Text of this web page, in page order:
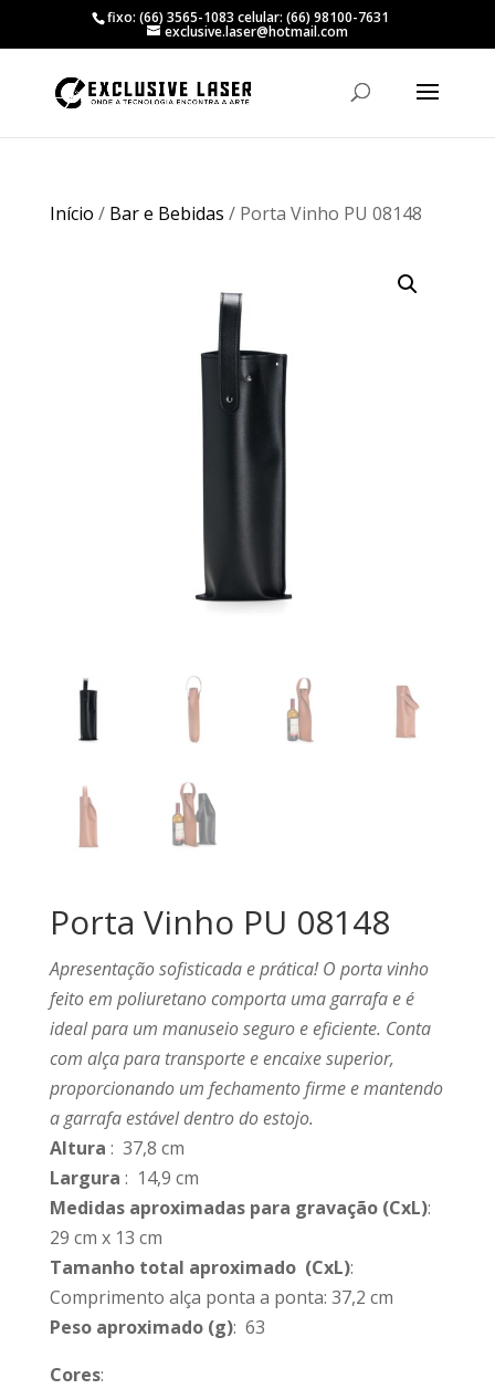
fixo: (66) 3565-1083 celular: (66) 98100-7631
exclusive.laser@hotmail.com
Início / Bar e Bebidas / Porta Vinho PU 08148
Porta Vinho PU 08148
Apresentação sofisticada e prática! O porta vinho
feito em poliuretano comporta uma garrafa e é
ideal para um manuseio seguro e eficiente. Conta
com alça para transporte e encaixe superior,
proporcionando um fechamento firme e mantendo
a garrafa estável dentro do estojo.
Altura : 37,8 cm
Largura : 14,9 cm
Medidas aproximadas para gravação(CxL):
29 cm x 13 cm
Tamanho total aproximado (CxL):
Comprimento alça ponta a ponta: 37,2 cm
Peso aproximado(g): 63
Cores: